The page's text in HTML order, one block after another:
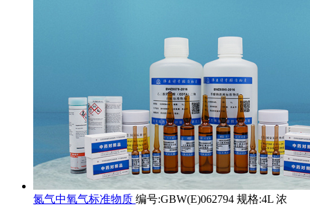
氮气中氧气标准物质 编号:GBW(E)062794 规格:4L 浓